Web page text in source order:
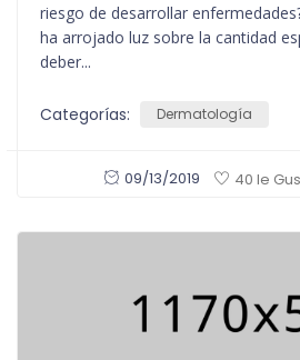
riesgo de desarrollar
ha arrojado luz sobre la cantidad
deber...
Categorías: Dermatología
09/13/2019 40 le